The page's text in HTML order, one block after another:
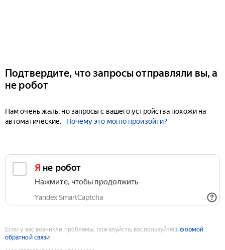
Подтвердите, что запросы отправляли вы, а
не робот
Нам очень жаль, но запросы с вашего устройства похожи на
автоматические.
Почему это могло произойти?
Я не робот
Нажмите, чтобы продолжить
Yandex SmartCaptcha
Если у вас возникли проблемы, пожалуйста, воспользуйтесьформой
обратной связи